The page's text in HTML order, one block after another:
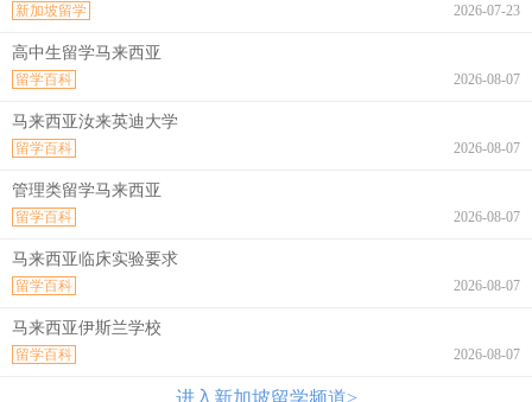
2026-07-23
新加坡留学
高中生留学马来西亚
2026-08-07
留学百科
马来西亚汝来英迪大学
2026-08-07
留学百科
管理类留学马来西亚
2026-08-07
留学百科
马来西亚临床实验要求
2026-08-07
留学百科
马来西亚伊斯兰学校
2026-08-07
留学百科
进入新加坡留学频道>